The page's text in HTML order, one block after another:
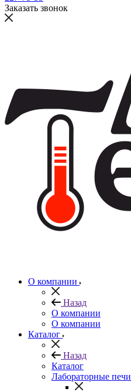
Заказать звонок
О компании
Назад
О компании
О компании
Каталог
Назад
Каталог
Лабораторные печи